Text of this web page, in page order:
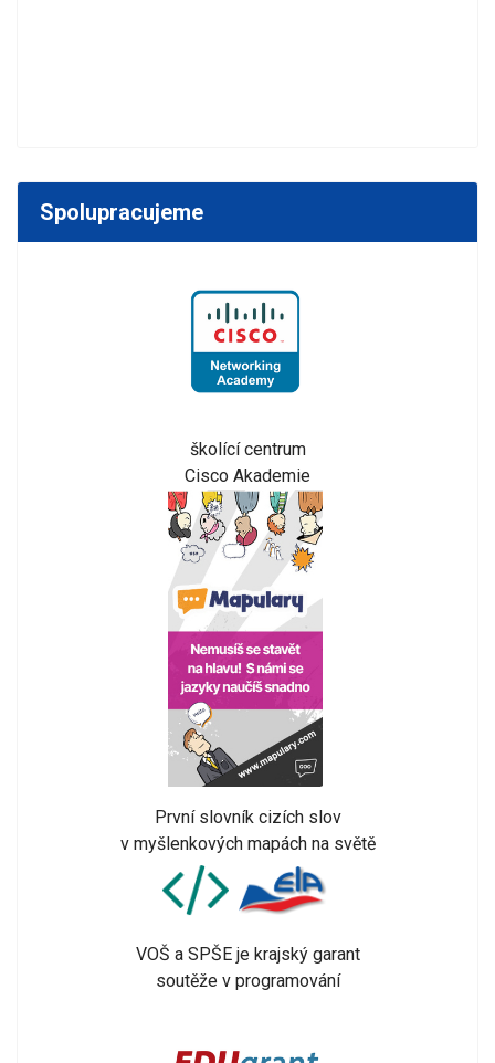
Spolupracujeme
školící centrum
Cisco Akademie
První slovník cizích slov
v myšlenkových mapách na světě
VOŠ a SPŠE je krajský garant
soutěže v programování